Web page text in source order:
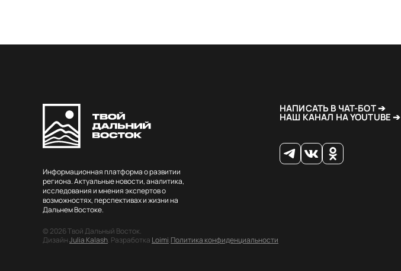
Информационная платформа о развитии
региона. Актуальные новости, аналитика,
исследования и мнения экспертов о
возможностях, перспективах и жизни на
Дальнем Востоке.
НАПИСАТЬ В ЧАТ-БОТ ➔
НАШ КАНАЛ НА YOUTUBE ➔
© 2026 Твой Дальный Восток.
ДизайнJulia Kalash. Разработка Loimi.Политика конфиденциальности